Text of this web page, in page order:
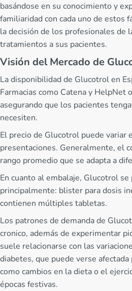
basándose en su conocimiento y
familiaridad con cada uno de estos
la decisión de los profesionales de
tratamientos a sus pacientes.
Visión del Mercado de
La disponibilidad de Glucotrol en
Farmacias como Catena y HelpNet
asegurando que los pacientes
necesiten.
El precio de Glucotrol puede variar
presentaciones. Generalmente, el
rango promedio que se adapta a
En cuanto al embalaje, Glucotrol
principalmente: blister para dosis
contienen múltiples tabletas.
Los patrones de demanda de
cronico, además de experimentar
suele relacionarse con las
diabetes, que puede verse
como cambios en la dieta o el
épocas festivas.